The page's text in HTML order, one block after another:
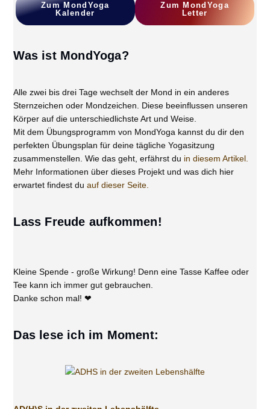
Zum MondYoga
Kalender
ZUm MondYoga
LEtter
Was ist MondYoga?
Alle zwei bis drei Tage wechselt der Mond in ein anderes
Sternzeichen oder Mondzeichen. Diese beeinflussen unseren
Körper auf die unterschiedlichste Art und Weise.
Mit dem Übungsprogramm von MondYoga kannst du dir den
perfekten Übungsplan für deine tägliche Yogasitzung
zusammenstellen. Wie das geht, erfährst du in diesem Artikel.
Mehr Informationen über dieses Projekt und was dich hier
erwartet findest du auf dieser Seite.
Lass Freude aufkommen!
Kleine Spende - große Wirkung! Denn eine Tasse Kaffee oder
Tee kann ich immer gut gebrauchen.
Danke schon mal! ❤
Das lese ich im Moment: